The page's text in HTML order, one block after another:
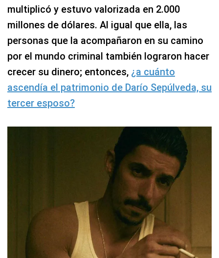
multiplicó y estuvo valorizada en 2.000
millones de dólares. Al igual que ella, las
personas que la acompañaron en su camino
por el mundo criminal también lograron hacer
crecer su dinero; entonces, ¿a cuánto
ascendía el patrimonio de Darío Sepúlveda, su
tercer esposo?